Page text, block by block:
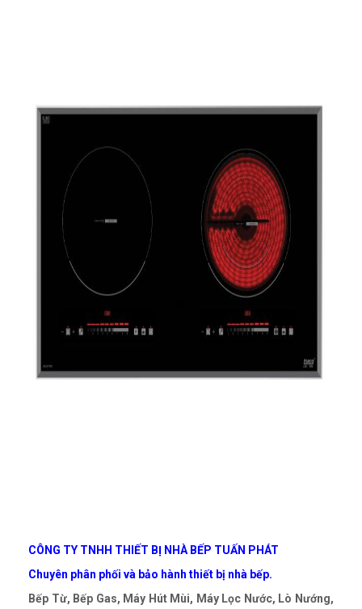
CÔNG TY TNHH THIẾT BỊ NHÀ BẾP TUẤN PHÁT
Chuyên phân phối và bảo hành thiết bị nhà bếp.
Bếp Từ, Bếp Gas, Máy Hút Mùi, Máy Lọc Nước, Lò Nướng,